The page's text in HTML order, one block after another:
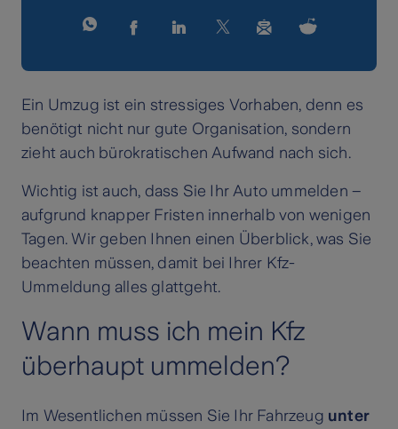
Ein Umzug ist ein stressiges Vorhaben, denn es
benötigt nicht nur gute Organisation, sondern
zieht auch bürokratischen Aufwand nach sich.
Wichtig ist auch, dass Sie Ihr Auto ummelden –
aufgrund knapper Fristen innerhalb von wenigen
Tagen. Wir geben Ihnen einen Überblick, was Sie
beachten müssen, damit bei Ihrer Kfz-
Ummeldung alles glattgeht.
Wann muss ich mein Kfz
überhaupt ummelden?
Im Wesentlichen müssen Sie Ihr Fahrzeug unter